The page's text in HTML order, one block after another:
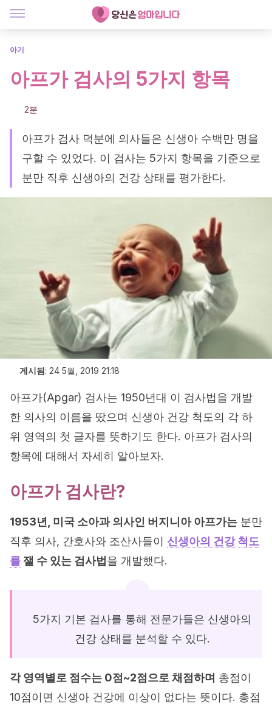
아기
아프가 검사의 5가지 항목
2분
아프가 검사 덕분에 의사들은 신생아 수백만 명을
구할 수 있었다. 이 검사는 5가지 항목을 기준으로
분만 직후 신생아의 건강 상태를 평가한다.
게시됨: 24 5월, 2019 21:18
아프가(Apgar) 검사는 1950년대 이 검사법을 개발
한 의사의 이름을 땄으며 신생아 건강 척도의 각 하
위 영역의 첫 글자를 뜻하기도 한다. 아프가 검사의
항목에 대해서 자세히 알아보자.
아프가 검사란?
1953년, 미국 소아과 의사인 버지니아 아프가는 분만
직후 의사, 간호사와 조산사들이 신생아의 건강 척도
를잴 수 있는 검사법 을 개발했다.
5가지 기본 검사를 통해 전문가들은 신생아의
건강 상태를 분석할 수 있다.
각 영역별로 점수는 0점~2점으로 채점하며 총점이
10점이면 신생아 건강에 이상이 없다는 뜻이다. 총점